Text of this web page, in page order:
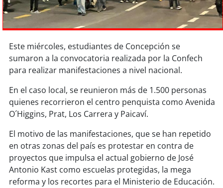
soychile
soyarica
soyiquique
soyantofagasta
soy copiapó
soyvalparaíso
quillota
Este miércoles, estudiantes de Concepción se
sumaron a la convocatoria realizada por la Confech
para realizar manifestaciones a nivel nacional.
En el caso local, se reunieron más de 1.500 personas
quienes recorrieron el centro penquista como Avenida
O´Higgins, Prat, Los Carrera y Paicaví.
El motivo de las manifestaciones, que se han repetido
en otras zonas del país es protestar en contra de
proyectos que impulsa el actual gobierno de José
Antonio Kast como escuelas protegidas, la mega
reforma y los recortes para el Ministerio de Educación.